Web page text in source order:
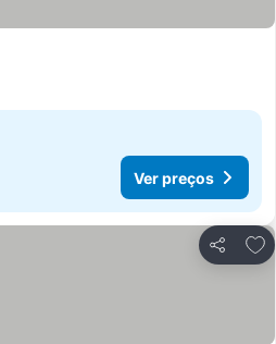
Ver preços
Partilhar